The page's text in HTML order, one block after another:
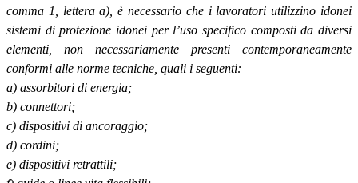
comma 1, lettera a), è necessario che i lavoratori utilizzino idonei
sistemi di protezione idonei per l’uso specifico composti da diversi
elementi, non necessariamente presenti contemporaneamente
conformi alle norme tecniche, quali i seguenti:
a) assorbitori di energia;
b) connettori;
c) dispositivi di ancoraggio;
d) cordini;
e) dispositivi retrattili;